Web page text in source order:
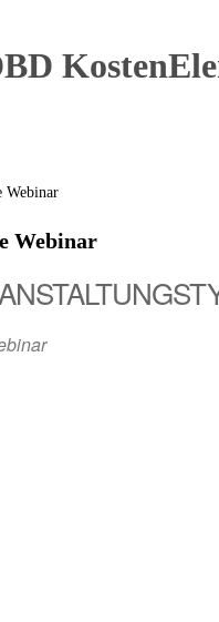
Webinar